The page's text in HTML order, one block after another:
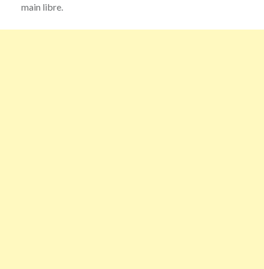
main libre.